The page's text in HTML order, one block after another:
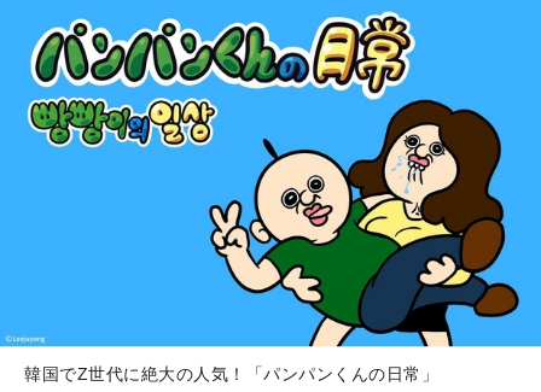
韓国でZ世代に絶大の人気！「パンパンくんの日常」